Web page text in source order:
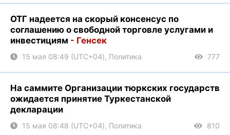
ОТГ надеется на скорый консенсус по
соглашению о свободной торговле услугами и
инвестициям - Генсек
15 мая 08:49 (UTC+04), Политика 777
На саммите Организации тюркских государств
ожидается принятие Туркестанской
декларации
15 мая 08:48 (UTC+04), Политика 810